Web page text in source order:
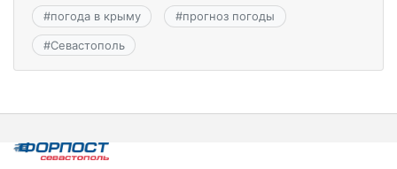
#погода в крыму #прогноз погоды
#Севастополь